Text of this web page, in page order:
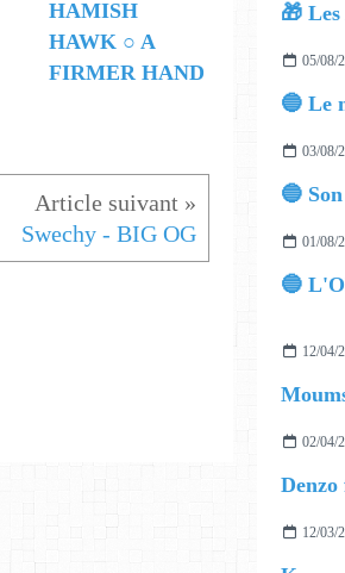
HAMISH
HAWK ○ A
FIRMER HAND
Swechy - BIG OG
🎁
05/08/
03/08/
🔵
01/08/
🔵
12/04/
02/04/
12/03/